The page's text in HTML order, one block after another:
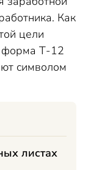
Как
цели
форма Т-12
символом
листах